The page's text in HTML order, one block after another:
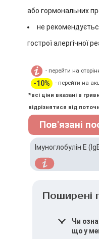
або гормональних
не
гострої алергічної
- перейти на
-10%
- перейти на
*всі ціни вказані в
відрізнятися від
Пов'язані
Імуноглобулін E
Поширені
Чи
що у